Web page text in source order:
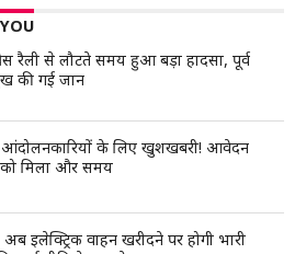
रैली से लौटते समय हुआ बड़ा हादसा, पूर्व
की गई जान
आंदोलनकारियों के लिए खुशखबरी! आवेदन
को मिला और समय
अब इलेक्ट्रिक वाहन खरीदने पर होगी भारी